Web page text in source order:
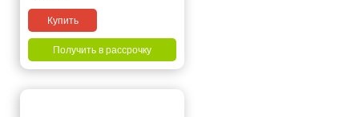
Купить
Получить в рассрочку